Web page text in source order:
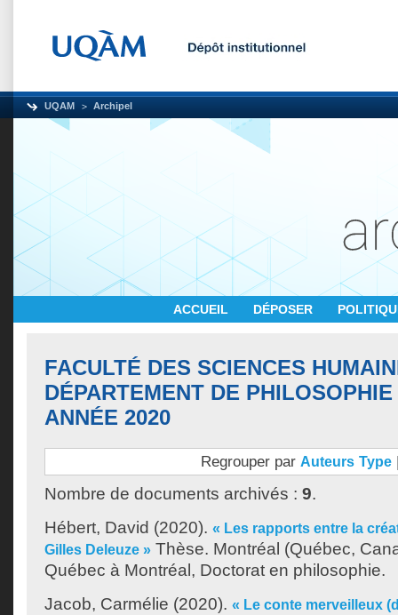
UQAM Archipel
ACCUEIL DÉPOSER
FACULTÉ DES SCIENCES
DÉPARTEMENT DE PHILOSOPHIE
ANNÉE 2020
Regrouper par Auteurs Type
Nombre de documents archivés : 9.
Hébert, David (2020). « Les rapports entre la
Gilles Deleuze » Thèse. Montréal (Québec,
Québec à Montréal, Doctorat en philosophie.
Jacob, Carmélie (2020). « Le conte merveilleux